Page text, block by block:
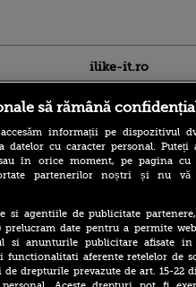
în plină
ne
pe
ilike-it.ro
să rămână
informații pe dispozitivul
cu caracter personal. Puteți
în orice moment, pe pagina cu
partenerilor noștri și nu vă
si agentiile de publicitate
date pentru a permite
si anunturile publicitare afisate
functionalitati aferente retelelor de
drepturile prevazute de art. 15-22